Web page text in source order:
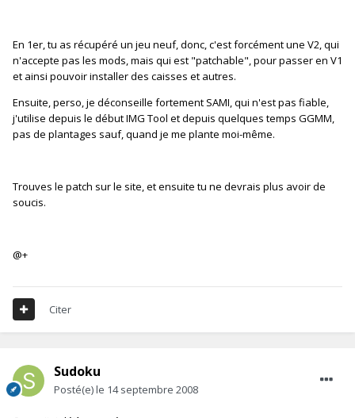
En 1er, tu as récupéré un jeu neuf, donc, c'est forcément une V2, qui
n'accepte pas les mods, mais qui est "patchable", pour passer en V1
et ainsi pouvoir installer des caisses et autres.
Ensuite, perso, je déconseille fortement SAMI, qui n'est pas fiable,
j'utilise depuis le début IMG Tool et depuis quelques temps GGMM,
pas de plantages sauf, quand je me plante moi-même.
Trouves le patch sur le site, et ensuite tu ne devrais plus avoir de
soucis.
@+
Citer
Sudoku
Posté(e)le 14 septembre 2008